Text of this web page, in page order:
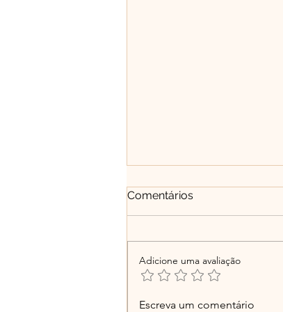
Entre o ego e a
Comentários
Adicione uma avaliação
Escreva um comentário